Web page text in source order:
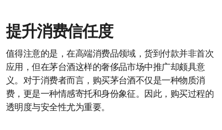
提升消费信任度
值得注意的是，在高端消费品领域，货到付款并非首次
应用，但在茅台酒这样的奢侈品市场中推广却颇具意
义。对于消费者而言，购买茅台酒不仅是一种物质消
费，更是一种情感寄托和身份象征。因此，购买过程的
透明度与安全性尤为重要。